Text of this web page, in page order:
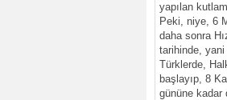
yapılan
Peki, niye, 6
daha sonra
tarihinde, yani
Türklerde,
başlayıp, 8
gününe kadar